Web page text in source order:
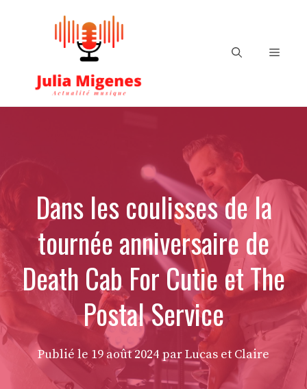
Menu
Dans les coulisses de la
tournée anniversaire de
Death Cab For Cutie et The
Postal Service
Publié le 19 août 2024 par Lucas et Claire